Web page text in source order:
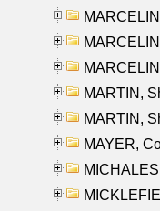
MARTIN,
MARTIN,
MAYER,